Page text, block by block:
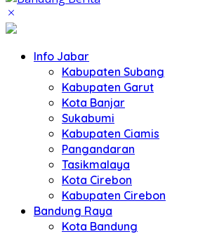
Info Jabar
Kabupaten Subang
Kabupaten Garut
Kota Banjar
Sukabumi
Kabupaten Ciamis
Pangandaran
Tasikmalaya
Kota Cirebon
Kabupaten Cirebon
Bandung Raya
Kota Bandung